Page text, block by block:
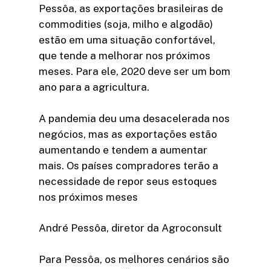
Pessôa, as exportações brasileiras de
commodities (soja, milho e algodão)
estão em uma situação confortável,
que tende a melhorar nos próximos
meses. Para ele, 2020 deve ser um bom
ano para a agricultura.
A pandemia deu uma desacelerada nos
negócios, mas as exportações estão
aumentando e tendem a aumentar
mais. Os países compradores terão a
necessidade de repor seus estoques
nos próximos meses
André Pessôa, diretor da Agroconsult
Para Pessôa, os melhores cenários são